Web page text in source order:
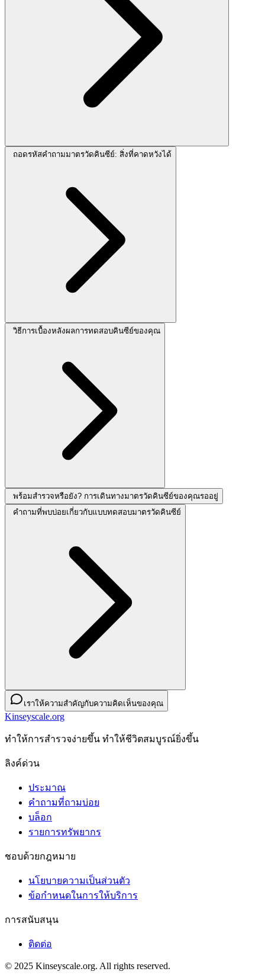
ถอดรหัสคำถามมาตรวัดคินซีย์: สิ่งที่คาดหวังได้
วิธีการเบื้องหลังผลการทดสอบคินซีย์ของคุณ
พร้อมสำรวจหรือยัง? การเดินทางมาตรวัดคินซีย์ของคุณรออยู่
คำถามที่พบบ่อยเกี่ยวกับแบบทดสอบมาตรวัดคินซีย์
เราให้ความสำคัญกับความคิดเห็นของคุณ
Kinseyscale.org
ทําให้การสํารวจง่ายขึ้น ทําให้ชีวิตสมบูรณ์ยิ่งขึ้น
ลิงค์ด่วน
ประมาณ
คำถามที่ถามบ่อย
บล็อก
รายการทรัพยากร
ชอบด้วยกฎหมาย
นโยบายความเป็นส่วนตัว
ข้อกําหนดในการให้บริการ
การสนับสนุน
ติดต่อ
© 2025 Kinseyscale.org. All rights reserved.